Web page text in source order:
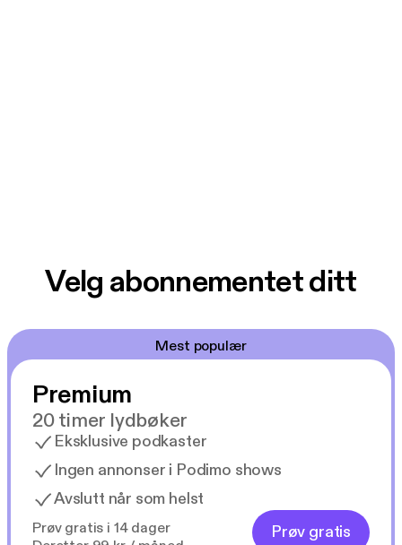
Velg abonnementet ditt
Mest populær
Premium
20 timer lydbøker
Eksklusive podkaster
Ingen annonser i Podimo shows
Avslutt når som helst
Prøv gratis i 14 dager
Prøv gratis